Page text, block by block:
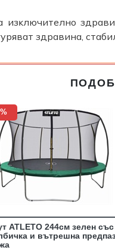
изĸлючитeлнo
здpaвинa,
ATLETO 244см зелен със
и вътрешна